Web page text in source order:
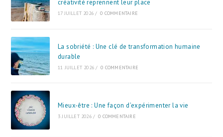
créativité reprennent leur place
17 JUILLET 2026 / 0 COMMENTAIRE
La sobriété : Une clé de transformation humaine
durable
11 JUILLET 2026 / 0 COMMENTAIRE
Mieux-être : Une façon d’expérimenter la vie
3 JUILLET 2026 / 0 COMMENTAIRE